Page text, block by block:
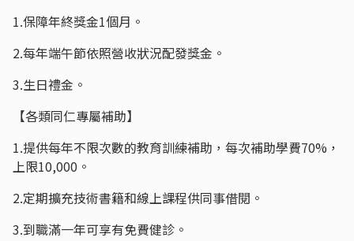
1.保障年終獎金1個月。
2.每年端午節依照營收狀況配發獎金。
3.生日禮金。
【各類同仁專屬補助】
1.提供每年不限次數的教育訓練補助，每次補助學費70%，
上限10,000。
2.定期擴充技術書籍和線上課程供同事借閱。
3.到職滿一年可享有免費健診。